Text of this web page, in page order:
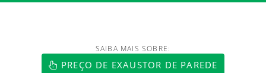
SAIBA MAIS SOBRE:
PREÇO DE EXAUSTOR DE PAREDE